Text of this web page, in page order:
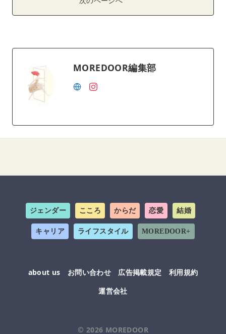
MOREDOOR編集部
ジェンダー こころ からだ 恋愛 結婚
キャリア ライフスタイル MOREDOOR+
about us お問い合わせ 広告掲載規定
利用規約
運営会社
© 2026 MOREDOOR